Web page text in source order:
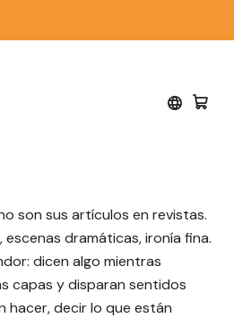
Storni -
son sus artículos en revistas.
dramáticas, ironía fina.
dicen algo mientras
capas y disparan sentidos
hacer, decir lo que están